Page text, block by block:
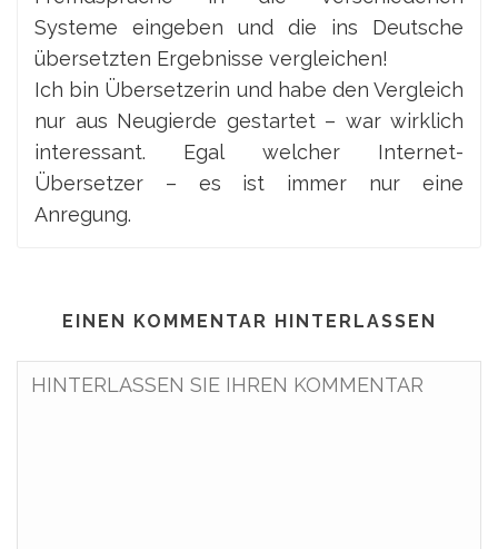
Systeme eingeben und die ins Deutsche
übersetzten Ergebnisse vergleichen!
Ich bin Übersetzerin und habe den Vergleich
nur aus Neugierde gestartet – war wirklich
interessant. Egal welcher Internet-
Übersetzer – es ist immer nur eine
Anregung.
EINEN KOMMENTAR HINTERLASSEN